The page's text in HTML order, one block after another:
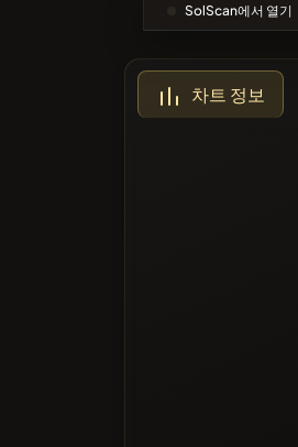
SolScan에서 열기
차트 정보